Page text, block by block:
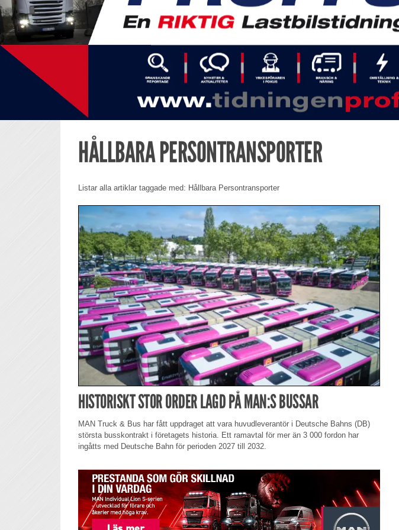
HÅLLBARA PERSONTRANSPORTER
Listar alla artiklar taggade med: Hållbara Persontransporter
HISTORISKT STOR ORDER LAGD PÅ MAN:S BUSSAR
MAN Truck & Bus har fått uppdraget att vara huvudleverantör i Deutsche Bahns (DB)
största busskontrakt i företagets historia. Ett ramavtal för mer än 3 000 fordon har
ingåtts med Deutsche Bahn för perioden 2027 till 2032.